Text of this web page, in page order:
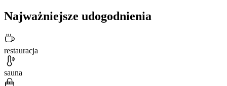
Najważniejsze udogodnienia
restauracja
sauna